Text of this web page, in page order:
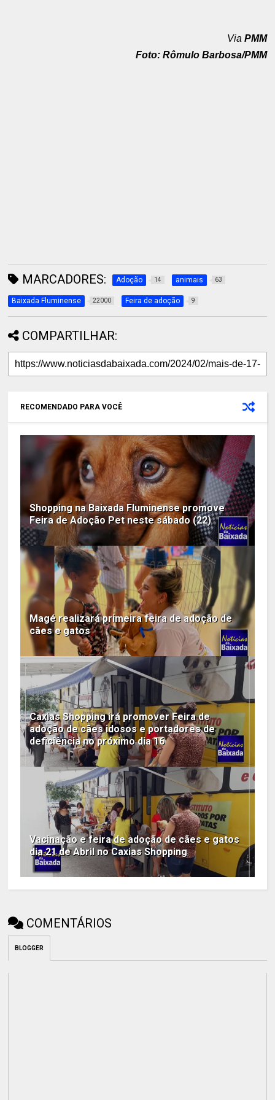
Via PMM
Foto: Rômulo Barbosa/PMM
MARCADORES: Adoção 14 animais 63
Baixada Fluminense 22000 Feira de adoção 9
COMPARTILHAR:
RECOMENDADO PARA VOCÊ
Shopping na Baixada Fluminense promove
Feira de Adoção Pet neste sábado (22)
Magé realizará primeira feira de adoção de
cães e gatos
Caxias Shopping irá promover Feira de
adoção de cães idosos e portadores de
deficiência no próximo dia 16
Vacinação e feira de adoção de cães e gatos
dia 21 de Abril no Caxias Shopping
COMENTÁRIOS
BLOGGER